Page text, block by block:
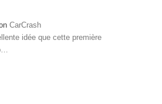
CarCrash
idée que cette première